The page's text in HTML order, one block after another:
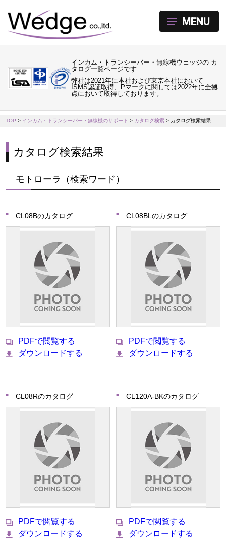
インカム・トランシーバー・無線機ウェッジの カ
タログ一覧ページです
弊社は2021年に本社および東京本社において
ISMS認証取得、Pマークに関しては2022年に全拠
点において取得しております。
MENU
TOP> インカム・トランシーバー・無線機のサポート> カタログ検索> カタログ検索結果
カタログ検索結果
モトローラ（検索ワード）
CL08Bのカタログ
PDFで閲覧する
ダウンロードする
CL08BLのカタログ
PDFで閲覧する
ダウンロードする
CL08Rのカタログ
PDFで閲覧する
ダウンロードする
CL120A-BKのカタログ
PDFで閲覧する
ダウンロードする